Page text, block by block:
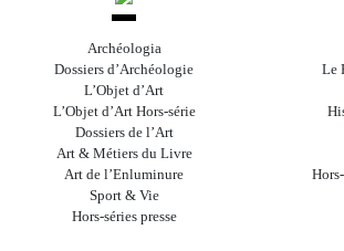
Archéologia
Dossiers d’Archéologie
L’Objet d’Art
L’Objet d’Art Hors-série
Dossiers de l’Art
Art & Métiers du Livre
Art de l’Enluminure
Sport & Vie
Hors-séries presse
Le